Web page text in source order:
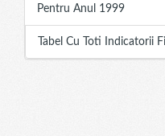
Pentru Anul 1999
Tabel Cu Toti Indicatorii